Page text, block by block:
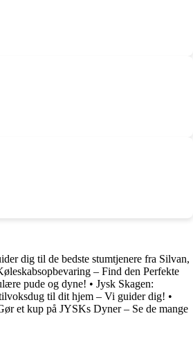
dig til de bedste stumtjenere fra Silvan,
– Find den Perfekte
pude og dyne! • Jysk Skagen:
til dit hjem – Vi guider dig! •
et kup på JYSKs Dyner – Se de mange